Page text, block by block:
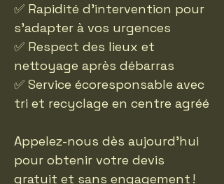
✅ Rapidité d’intervention pour
s’adapter à vos urgences
✅ Respect des lieux et
nettoyage après débarras
✅ Service écoresponsable avec
tri et recyclage en centre agréé
Appelez-nous dès aujourd’hui
pour obtenir votre devis
gratuit et sans engagement !